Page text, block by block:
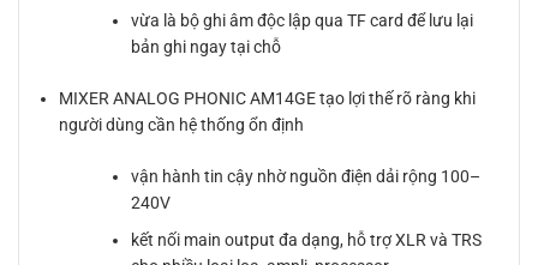
vừa là bộ ghi âm độc lập qua TF card để lưu lại
bản ghi ngay tại chỗ
MIXER ANALOG PHONIC AM14GE tạo lợi thế rõ ràng khi
người dùng cần hệ thống ổn định
vận hành tin cậy nhờ nguồn điện dải rộng 100–
240V
kết nối main output đa dạng, hỗ trợ XLR và TRS